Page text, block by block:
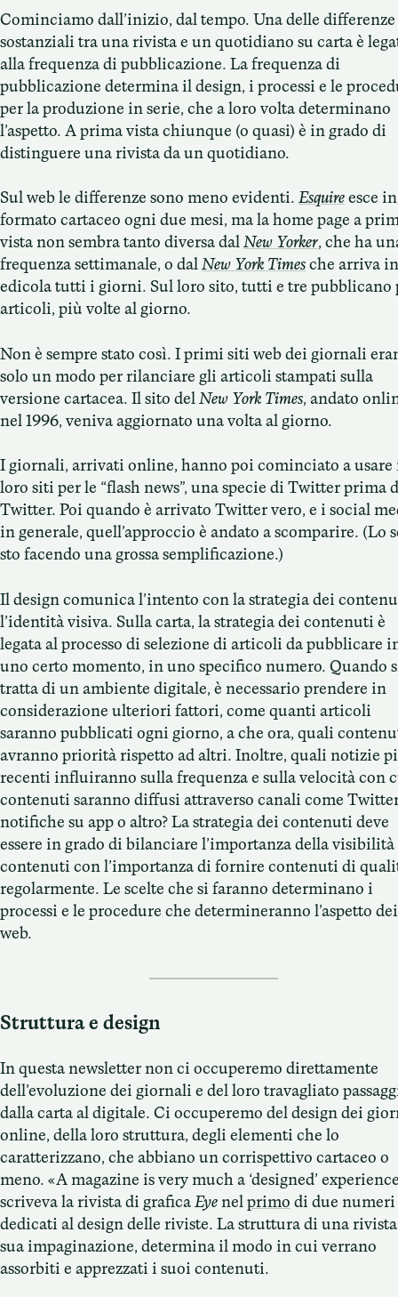
Cominciamo dall’inizio, dal tempo. Una delle differenze
sostanziali tra una rivista e un quotidiano su carta è
alla frequenza di pubblicazione. La frequenza di
pubblicazione determina il design, i processi e le
per la produzione in serie, che a loro volta determinano
l’aspetto. A prima vista chiunque (o quasi) è in grado di
distinguere una rivista da un quotidiano.
Sul web le differenze sono meno evidenti.Esquireesce in
formato cartaceo ogni due mesi, ma la home page a
vista non sembra tanto diversa dalNew Yorker, che ha
frequenza settimanale, o dalNew York Timesche arriva in
edicola tutti i giorni. Sul loro sito, tutti e tre
articoli, più volte al giorno.
Non è sempre stato così. I primi siti web dei giornali
solo un modo per rilanciare gli articoli stampati sulla
versione cartacea. Il sito delNew York Times, andato
nel 1996, veniva aggiornato una volta al giorno.
I giornali, arrivati online, hanno poi cominciato a
loro siti per le “flash news”, una specie di Twitter prima
Twitter. Poi quando è arrivato Twitter vero, e i social
in generale, quell’approccio è andato a scomparire. (Lo
sto facendo una grossa semplificazione.)
Il design comunica l’intento con la strategia dei
l’identità visiva. Sulla carta, la strategia dei contenuti è
legata al processo di selezione di articoli da pubblicare
uno certo momento, in uno specifico numero. Quando
tratta di un ambiente digitale, è necessario prendere in
considerazione ulteriori fattori, come quanti articoli
saranno pubblicati ogni giorno, a che ora, quali
avranno priorità rispetto ad altri. Inoltre, quali notizie
recenti influiranno sulla frequenza e sulla velocità con
contenuti saranno diffusi attraverso canali come
notifiche su app o altro? La strategia dei contenuti deve
essere in grado di bilanciare l’importanza della
contenuti con l’importanza di fornire contenuti di
regolarmente. Le scelte che si faranno determinano i
processi e le procedure che determineranno l’aspetto
web.
Struttura e design
In questa newsletter non ci occuperemo direttamente
dell’evoluzione dei giornali e del loro travagliato
dalla carta al digitale. Ci occuperemo del design dei
online, della loro struttura, degli elementi che lo
caratterizzano, che abbiano un corrispettivo cartaceo o
meno. «A magazine is very much a ‘designed’
scriveva la rivista di graficaEyenelprimodi due numeri
dedicati al design delle riviste. La struttura di una
sua impaginazione, determina il modo in cui verrano
assorbiti e apprezzati i suoi contenuti.